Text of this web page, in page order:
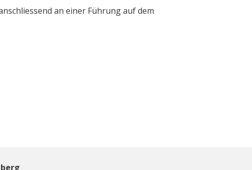
an einer Führung auf dem